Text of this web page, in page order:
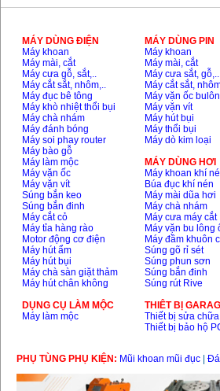
May khoan Bosch
GSB 550 (550W)
Price :1132000
Bang gia may khoan
Bosch 2024
Price:
May khoan Bosch
GBH 2-24RE (790W)
Price
MÁY DÙNG ĐIỆN
Máy khoan
Máy mài, cắt
Máy cưa gỗ, sắt,..
Máy cắt sắt, nhôm,..
Máy đục bê tông
Máy khò nhiệt thổi bụi
Máy chà nhám
Máy đánh bóng
Máy soi phay router
Máy bào gỗ
Máy làm mộc
Máy vặn ốc
Máy vặn vít
Súng bắn keo
Súng bắn đinh
Máy cắt cỏ
Máy tỉa hàng rào
Motor động cơ điện
Máy hút ẩm
Máy hút bụi
Máy chà sàn giặt thảm
Máy hút chân không
DỤNG CỤ LÀM MỘC
Máy làm mộc
MÁY DÙNG PIN
Máy khoan
Máy mài, cắt
Máy cưa sắt, gỗ,..
Máy cắt sắt,
Máy vặn ốc
Máy vặn vít
Máy hút bụi
Máy thổi bụi
Máy dò kim loại
MÁY DÙNG HƠI
Máy khoan khí
Búa đục khí nén
Máy mài dũa hơi
Máy chà nhám
Máy cưa máy cắt
Máy vặn bu lông
Máy đầm khuôn
Súng gõ rỉ sét
Súng phun sơn
Súng bắn đinh
Súng rút Rive
THIÊT BỊ
Thiết bị sửa
Thiết bị bảo hộ
PHỤ TÙNG PHỤ KIỆN: Mũi khoan mũi đục